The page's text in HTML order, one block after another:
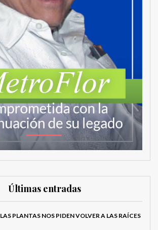
Últimas entradas
LAS PLANTAS NOS PIDEN VOLVER A LAS RAÍCES